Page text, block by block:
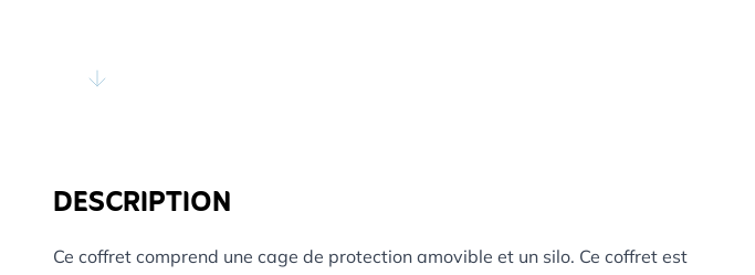
DESCRIPTION
Ce coffret comprend une cage de protection amovible et un silo. Ce coffret est